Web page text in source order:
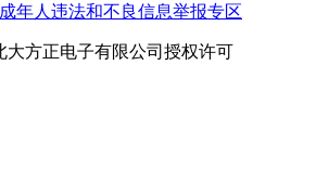
年人违法和不良信息举报专区
大方正电子有限公司授权许可